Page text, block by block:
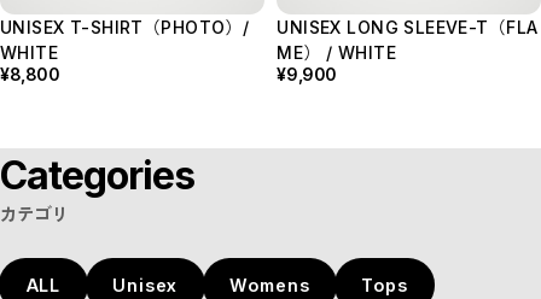
UNISEX T-SHIRT（PHOTO）/
WHITE
¥8,800
UNISEX LONG SLEEVE-T（FLA
ME） / WHITE
¥9,900
Categories
カテゴリ
ALL Unisex Womens Tops